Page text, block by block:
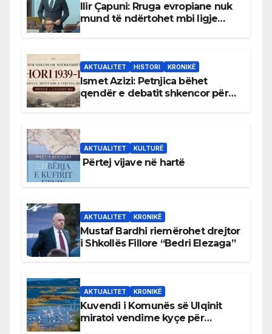
Ilir Çapuni: Rruga evropiane nuk
mund të ndërtohet mbi ligje
AKTUALITET HISTORI KRONIKË
Ismet Azizi: Petnjica bëhet
qendër e debatit shkencor për
AKTUALITET KULTURË
Përtej vijave në hartë
AKTUALITET KRONIKË
Mustaf Bardhi riemërohet drejtor
i Shkollës Fillore “Bedri Elezaga”
AKTUALITET KRONIKË
Kuvendi i Komunës së Ulqinit
miratoi vendime kyçe për